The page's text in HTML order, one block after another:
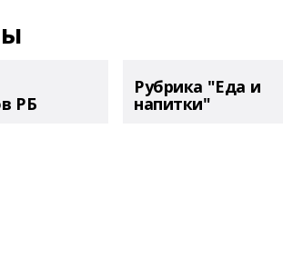
РБ
Рубрика "Еда и
напитки"